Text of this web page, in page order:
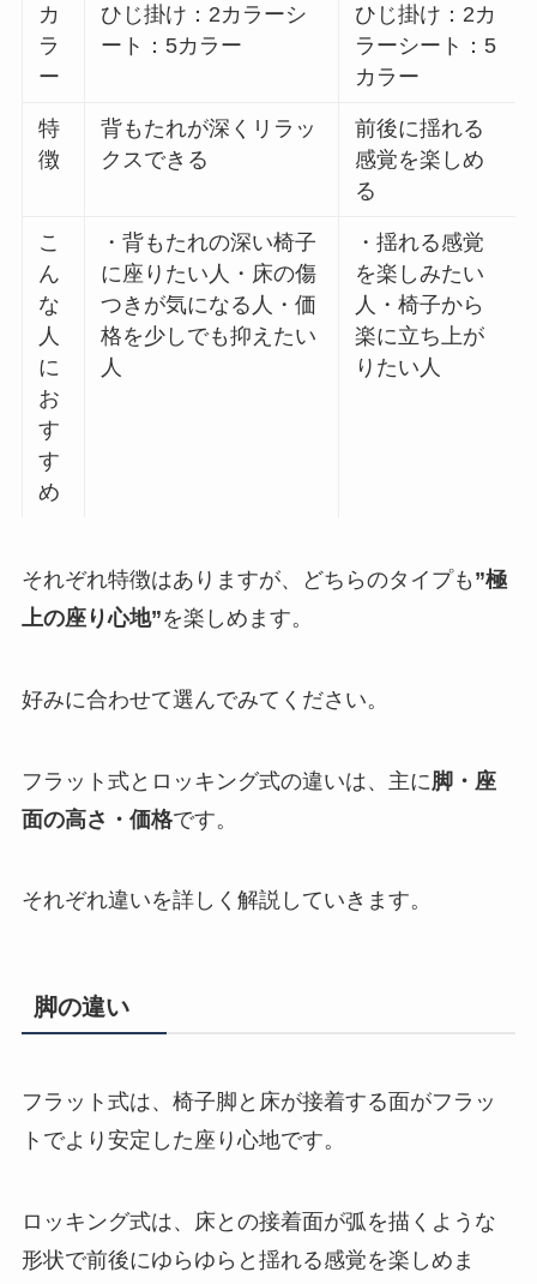
カ
ラ
ー
ひじ掛け：2カラーシ
ート：5カラー
ひじ掛け：2カ
ラーシート：5
カラー
特
徴
背もたれが深くリラッ
クスできる
前後に揺れる
感覚を楽しめ
る
こ
ん
な
人
に
お
す
す
め
・背もたれの深い椅子
に座りたい人・床の傷
つきが気になる人・価
格を少しでも抑えたい
人
・揺れる感覚
を楽しみたい
人・椅子から
楽に立ち上が
りたい人
それぞれ特徴はありますが、どちらのタイプも ”極
上の座り心地”を楽しめます。
好みに合わせて選んでみてください。
フラット式とロッキング式の違いは、主に脚・座
面の高さ・価格です。
それぞれ違いを詳しく解説していきます。
脚の違い
フラット式は、椅子脚と床が接着する面がフラッ
トでより安定した座り心地です。
ロッキング式は、床との接着面が弧を描くような
形状で前後にゆらゆらと揺れる感覚を楽しめま